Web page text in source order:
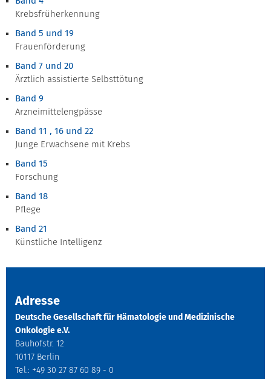
Krebsfrüherkennung
Band 5 und 19
Frauenförderung
Band 7 und 20
Ärztlich assistierte Selbsttötung
Band 9
Arzneimittelengpässe
Band 11 , 16 und 22
Junge Erwachsene mit Krebs
Band 15
Forschung
Band 18
Pflege
Band 21
Künstliche Intelligenz
Adresse
Deutsche Gesellschaft für Hämatologie und Medizinische
Onkologie e.V.
Bauhofstr. 12
10117 Berlin
Tel.: +49 30 27 87 60 89 - 0